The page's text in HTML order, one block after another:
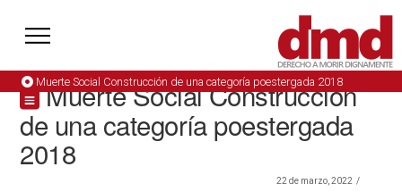
Muerte Social Construcción de una categoría poestergada 2018
Muerte Social Construcción
de una categoría poestergada
2018
22 de marzo, 2022